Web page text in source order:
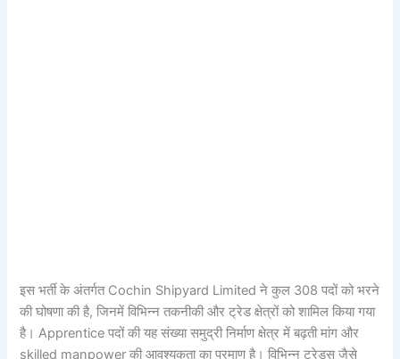
इस भर्ती के अंतर्गत Cochin Shipyard Limited ने कुल 308 पदों को भरने
की घोषणा की है, जिनमें विभिन्न तकनीकी और ट्रेड क्षेत्रों को शामिल किया गया
है। Apprentice पदों की यह संख्या समुद्री निर्माण क्षेत्र में बढ़ती मांग और
skilled manpower की आवश्यकता का प्रमाण है। विभिन्न ट्रेड्स जैसे